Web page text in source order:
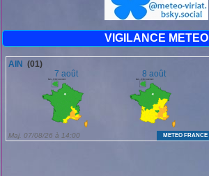
VIGILANCE METEO